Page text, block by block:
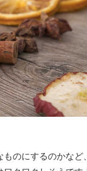
のにするのかなど